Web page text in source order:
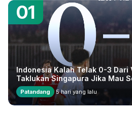
01
Indonesia Kalah Telak 0-3 Dari
Taklukan Singapura Jika Mau
Patandang 5 hari yang lalu